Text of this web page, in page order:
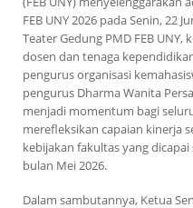
FEB UNY 2026 pada Senin, 22
Teater Gedung PMD FEB
dosen dan tenaga
pengurus organisasi
pengurus Dharma Wanita
menjadi momentum bagi
merefleksikan capaian kinerja
kebijakan fakultas yang dicapai
bulan Mei 2026.
Dalam sambutannya, Ketua